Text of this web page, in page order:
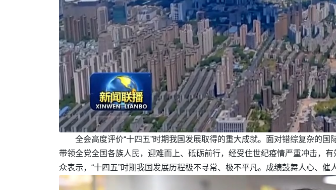
全会高度评价“十四五”时期我国发展取得的重大成就。面对错综复杂的
带领全党全国各族人民，迎难而上、砥砺前行，经受住世纪疫情严重冲击，
众表示，“十四五”时期我国发展历程极不寻常、极不平凡。成绩鼓舞人心、催